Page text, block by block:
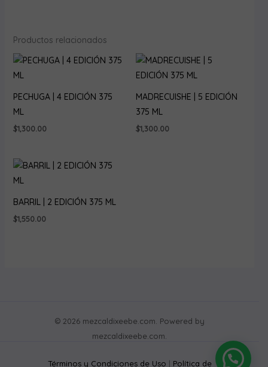
Productos relacionados
PECHUGA | 4 EDICIÓN 375
ML
$1,300.00
MADRECUISHE | 5 EDICIÓN
375 ML
$1,300.00
BARRIL | 2 EDICIÓN 375 ML
$1,550.00
© 2026 mezcaldixeebe.com. Powered by
mezcaldixeebe.com.
Términos y Condiciones de Uso | Política de